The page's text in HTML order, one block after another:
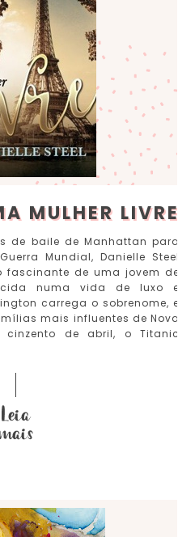
MULHER LIVRE
de baile de Manhattan para
Mundial, Danielle Steel
de uma jovem de
numa vida de luxo e
carrega o sobrenome, e
mais influentes de Nova
de abril, o Titanic